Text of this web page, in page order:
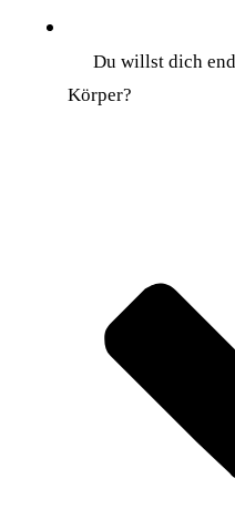
Du willst dich
Körper?